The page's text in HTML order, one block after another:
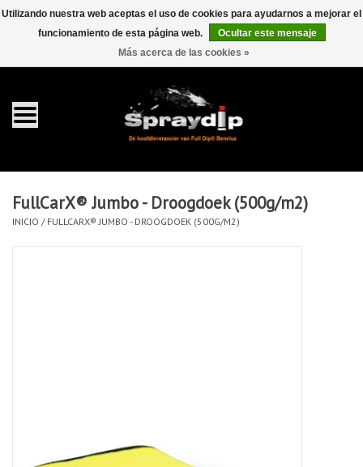
0 Artículos - €0,00
galón 4 liter
Spray 400ml
Completa dip sets
FullCarX® Jumbo - Droogdoek (500g/m2)
INICIO / FULLCARX® JUMBO - DROOGDOEK (500G/M2)
Utilizando nuestra web aceptas el uso de cookies para ayudarnos a mejorar el
funcionamiento de esta página web.
Ocultar este mensaje
Más acerca de las cookies »